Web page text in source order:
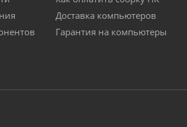
Доставка компьютеров
Гарантия на компьютеры